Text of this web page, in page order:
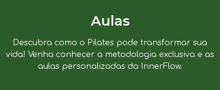
Aulas
Descubra como o Pilates pode transformar sua
vida! Venha conhecer a metodologia exclusiva e as
aulas personalizadas da InnerFlow.